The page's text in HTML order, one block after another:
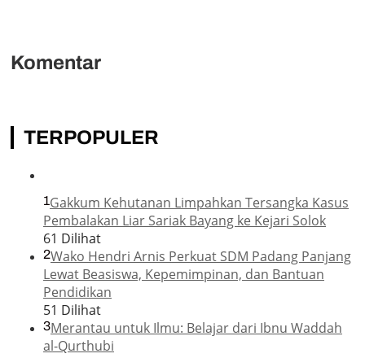
Komentar
TERPOPULER
1Gakkum Kehutanan Limpahkan Tersangka Kasus
Pembalakan Liar Sariak Bayang ke Kejari Solok
61 Dilihat
2Wako Hendri Arnis Perkuat SDM Padang Panjang
Lewat Beasiswa, Kepemimpinan, dan Bantuan
Pendidikan
51 Dilihat
3Merantau untuk Ilmu: Belajar dari Ibnu Waddah
al-Qurthubi